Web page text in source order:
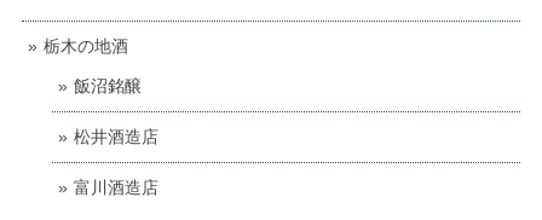
栃木の地酒
飯沼銘醸
松井酒造店
富川酒造店